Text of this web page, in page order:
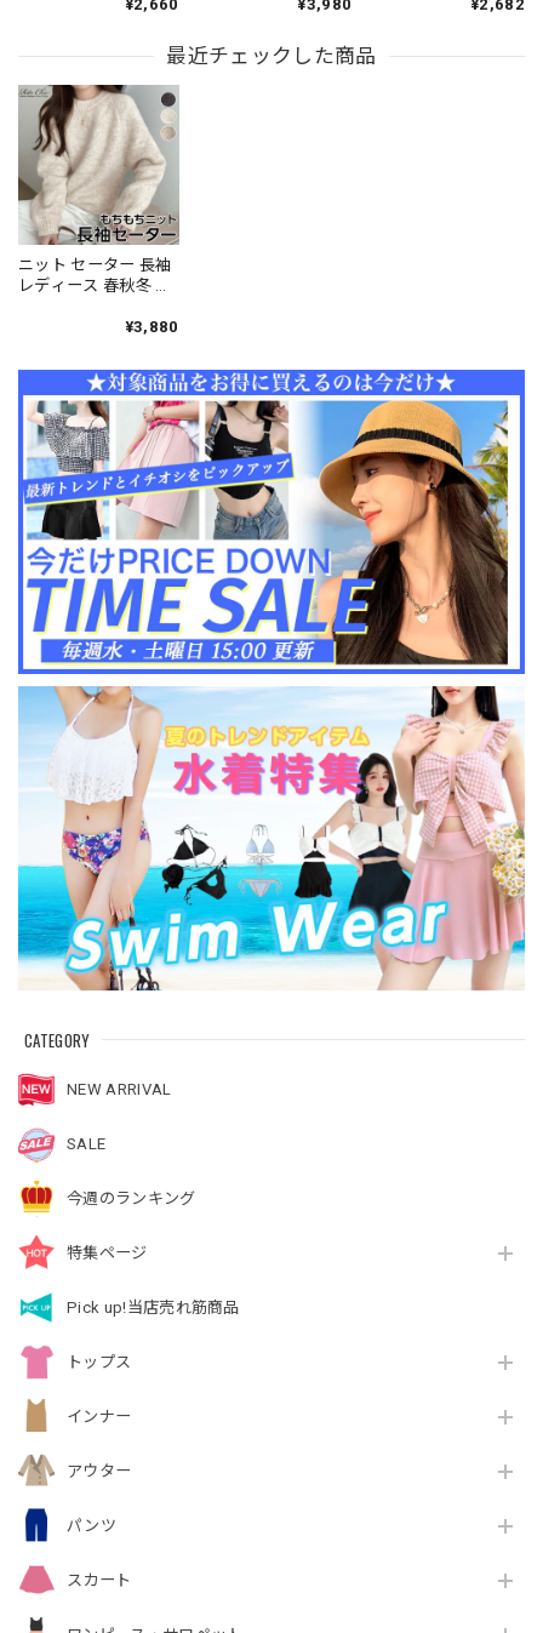
CATEGORY
NEW ARRIVAL
SALE
今週のランキング
特集ページ
Pick up!当店売れ筋商品
トップス
インナー
アウター
パンツ
スカート
ネック ゆったり 体型
無地 きれいめ 韓国 大
ジュアル 通勤 通学 着
回し プルオーバー
[LS-CGT136]
¥2,660
ロシャツ フロントボ
ー風 きれいめ 韓国 プ
¥3,980
レイヤード風 ドッキ
タイト 細身 細見え 着
¥2,682
最近チェックした商品
ニット セーター 長袖
レディース 春秋冬 韓
大人 カジュアル ゆっ
チクチクしない 洗え
るニット おしゃれ 無
地 トップス 大人可愛
い 大人女子 [LW-
CFT053]
¥3,880